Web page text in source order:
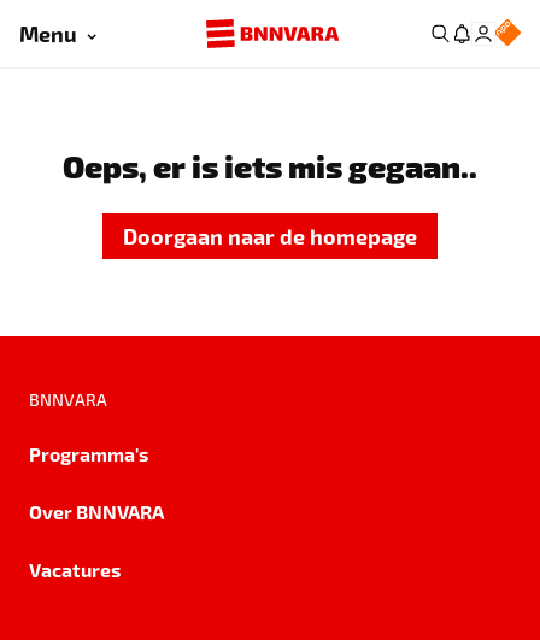
Menu
Oeps, er is iets mis gegaan..
Doorgaan naar de homepage
BNNVARA
Programma's
Over BNNVARA
Vacatures